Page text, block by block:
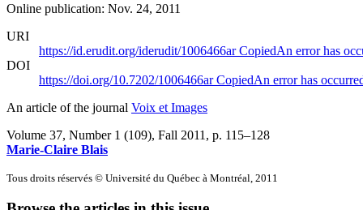
Online publication: Nov. 24, 2011
URI
https://id.erudit.org/iderudit/1006466arCopiedAn error has
DOI
https://doi.org/10.7202/1006466arCopiedAn error has
An article of the journal Voix et Images
Volume 37, Number 1 (109), Fall 2011 , p. 115–128
Marie-Claire Blais
Tous droits réservés © Université du Québec à Montréal, 2011